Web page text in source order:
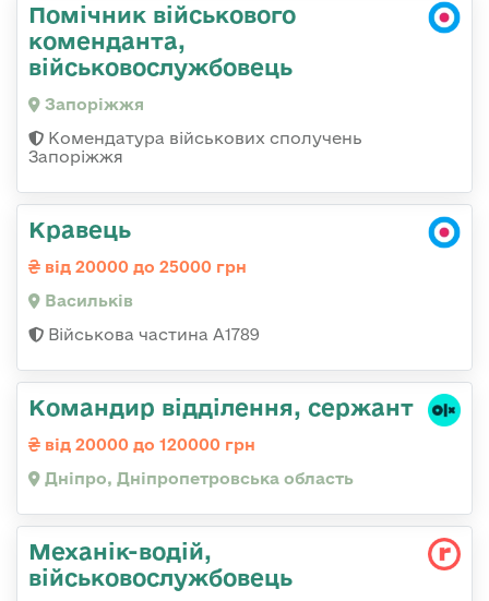
Помічник військового
коменданта,
військовослужбовець
Запоріжжя
Комендатура військових сполучень
Запоріжжя
Кравець
від 20000 до 25000 грн
Васильків
Військова частина А1789
Командир відділення, сержант
від 20000 до 120000 грн
Дніпро, Дніпропетровська область
Механік-водій,
військовослужбовець